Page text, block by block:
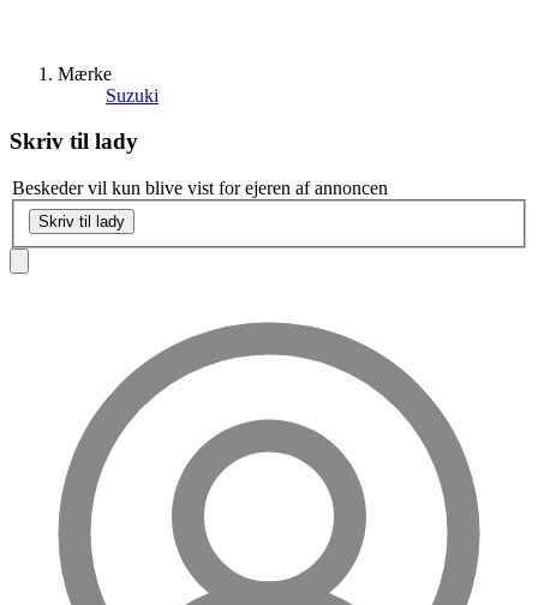
Mærke
Suzuki
Skriv til lady
Beskeder vil kun blive vist for ejeren af annoncen
Skriv til lady